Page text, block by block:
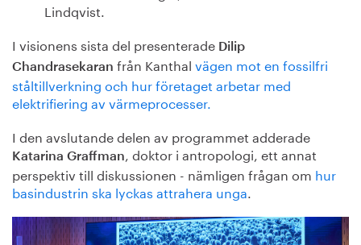
Lindqvist.
I visionens sista del presenterade Dilip
Chandrasekaran från Kanthal vägen mot en fossilfri
ståltillverkning och hur företaget arbetar med
elektrifiering av värmeprocesser.
I den avslutande delen av programmet adderade
Katarina Graffman, doktor i antropologi, ett annat
perspektiv till diskussionen - nämligen frågan om hur
basindustrin ska lyckas attrahera unga.